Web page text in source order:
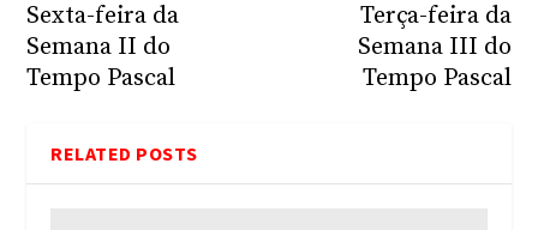
Sexta-feira da
Semana II do
Tempo Pascal
Terça-feira da
Semana III do
Tempo Pascal
RELATED POSTS